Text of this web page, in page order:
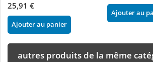
25,91 €
Ajouter au panier
Ajouter au
autres produits de la même